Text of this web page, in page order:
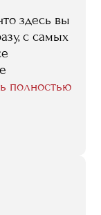
здесь вы
с самых
полностью